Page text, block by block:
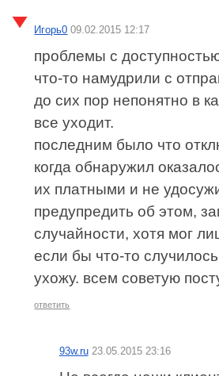
Игорь0 09.02.2015 12:17
проблемы с
что-то намудрили с
до сих пор непонятно в
все уходит.
последним было что
когда обнаружил
их платными и не
предупредить об этом,
случайности, хотя мог
если бы что-то
ухожу. всем советую
ответить
93w.ru 23.05.2015 23:16